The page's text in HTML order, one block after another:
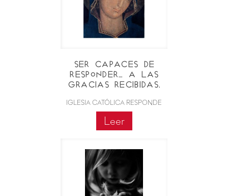
Ser capaces de
responder… a las
gracias recibidas.
IGLESIA CATÓLICA RESPONDE
Leer